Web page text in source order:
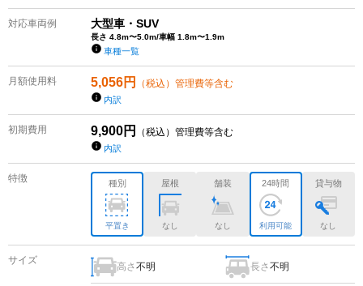
対応車両例 大型車・SUV
長さ 4.8m〜5.0m/車幅 1.8m〜1.9m
車種一覧
月額使用料 5,056円 （税込）管理費等含む
内訳
初期費用 9,900円 （税込）管理費等含む
内訳
特徴 種別
平置き
屋根
なし
舗装
なし
24時間
利用可能
貸与物
なし
サイズ
高さ不明 長さ不明